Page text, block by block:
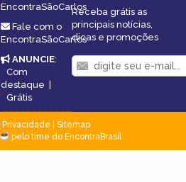
EncontraSãoCarlos
Fale com o
EncontraSãoCarlos
ANUNCIE:
Com
destaque |
Grátis
Receba grátis as
principais notícias,
dicas e promoções
Privacidade
Sitemap
pelo time do EncontraBrasil